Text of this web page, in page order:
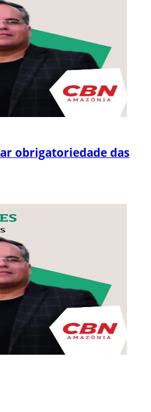
obrigatoriedade das